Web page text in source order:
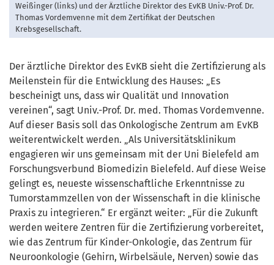
Weißinger (links) und der Ärztliche Direktor des EvKB Univ.-Prof. Dr.
Thomas Vordemvenne mit dem Zertifikat der Deutschen
Krebsgesellschaft.
Der ärztliche Direktor des EvKB sieht die Zertifizierung als
Meilenstein für die Entwicklung des Hauses: „Es
bescheinigt uns, dass wir Qualität und Innovation
vereinen“, sagt Univ.-Prof. Dr. med. Thomas Vordemvenne.
Auf dieser Basis soll das Onkologische Zentrum am EvKB
weiterentwickelt werden. „Als Universitätsklinikum
engagieren wir uns gemeinsam mit der Uni Bielefeld am
Forschungsverbund Biomedizin Bielefeld. Auf diese Weise
gelingt es, neueste wissenschaftliche Erkenntnisse zu
Tumorstammzellen von der Wissenschaft in die klinische
Praxis zu integrieren.“ Er ergänzt weiter: „Für die Zukunft
werden weitere Zentren für die Zertifizierung vorbereitet,
wie das Zentrum für Kinder-Onkologie, das Zentrum für
Neuroonkologie (Gehirn, Wirbelsäule, Nerven) sowie das